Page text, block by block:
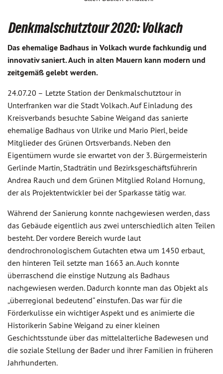
Denkmalschutztour 2020: Volkach
Das ehemalige Badhaus in Volkach wurde fachkundig und
innovativ saniert. Auch in alten Mauern kann modern und
zeitgemäß gelebt werden.
24.07.20 – Letzte Station der Denkmalschutztour in
Unterfranken war die Stadt Volkach. Auf Einladung des
Kreisverbands besuchte Sabine Weigand das sanierte
ehemalige Badhaus von Ulrike und Mario Pierl, beide
Mitglieder des Grünen Ortsverbands. Neben den
Eigentümern wurde sie erwartet von der 3. Bürgermeisterin
Gerlinde Martin, Stadträtin und Bezirksgeschäftsführerin
Andrea Rauch und dem Grünen Mitglied Roland Hornung,
der als Projektentwickler bei der Sparkasse tätig war.
Während der Sanierung konnte nachgewiesen werden, dass
das Gebäude eigentlich aus zwei unterschiedlich alten Teilen
besteht. Der vordere Bereich wurde laut
dendrochronologischem Gutachten etwa um 1450 erbaut,
den hinteren Teil setzte man 1663 an. Auch konnte
überraschend die einstige Nutzung als Badhaus
nachgewiesen werden. Dadurch konnte man das Objekt als
„überregional bedeutend“ einstufen. Das war für die
Förderkulisse ein wichtiger Aspekt und es animierte die
Historikerin Sabine Weigand zu einer kleinen
Geschichtsstunde über das mittelalterliche Badewesen und
die soziale Stellung der Bader und ihrer Familien in früheren
Jahrhunderten.